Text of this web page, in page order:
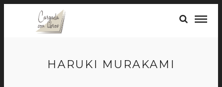
HARUKI MURAKAMI